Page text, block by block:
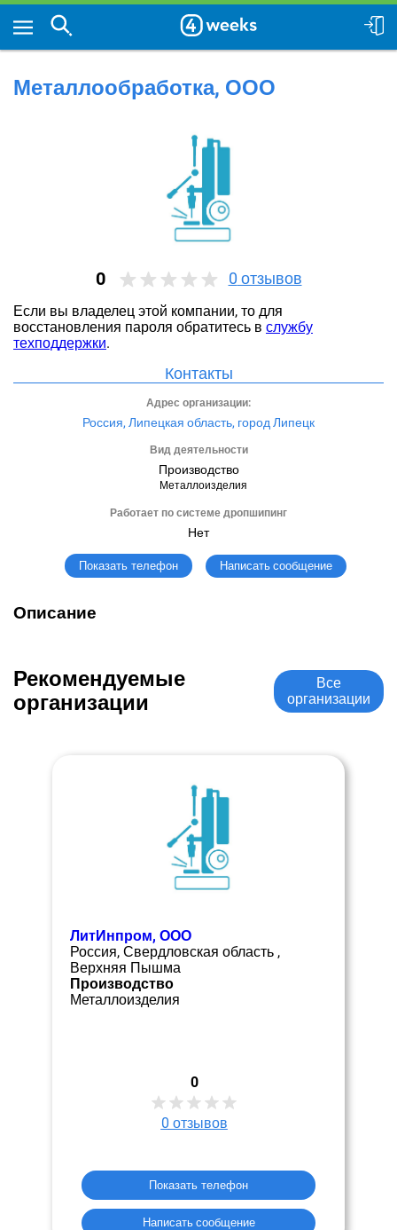
Металлообработка, ООО
0 0 отзывов
Если вы владелец этой компании, то для
восстановления пароля обратитесь в службу
техподдержки.
Контакты
Адрес организации:
Россия, Липецкая область, город Липецк
Вид деятельности
Производство
Металлоизделия
Работает по системе дропшипинг
Нет
Показать телефон Написать сообщение
Описание
Рекомендуемые
организации
Все
организации
ЛитИнпром, ООО
Россия, Свердловская область ,
Верхняя Пышма
Производство
Металлоизделия
0
0 отзывов
Показать телефон
Написать сообщение